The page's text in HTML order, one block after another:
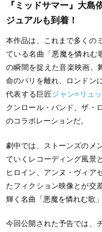
『ミッドサマー』大
ジュアルも到着！
本作品は、これまで多くの
ている名曲「悪魔を憐れむ
の瞬間を捉えた音楽映画。
命のパリを離れ、ロンドン
代表する巨匠ジャン= リュ
クンロール・バンド、ザ・
のコラボレーションだ。
劇中では、ストーンズのメ
ていくレコーディング風景
ヒロイン、アンヌ・ヴィア
たフィクション映像とが交
輝く名曲「悪魔を憐れむ歌
今回公開された予告では、